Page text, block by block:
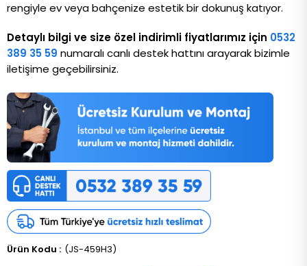
rengiyle ev veya bahçenize estetik bir dokunuş katıyor.
Detaylı bilgi ve size özel indirimli fiyatlarımız için 0532
389 35 59 numaralı canlı destek hattını arayarak bizimle
iletişime geçebilirsiniz.
(JS-459H3)